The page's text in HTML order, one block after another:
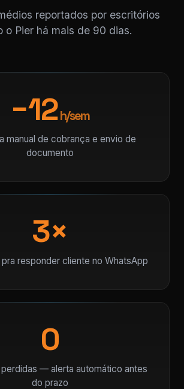
reportados por escritórios
o Pier há mais de 90 dias.
−12h/sem
manual de cobrança e envio de
documento
3×
responder cliente no WhatsApp
0
— alerta automático antes
do prazo